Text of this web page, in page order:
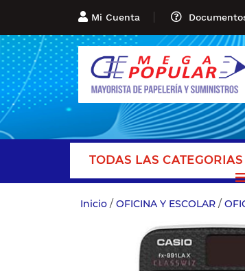
Mi Cuenta
TODAS LAS CATEGORIAS
Inicio / OFICINA Y ESCOLAR /